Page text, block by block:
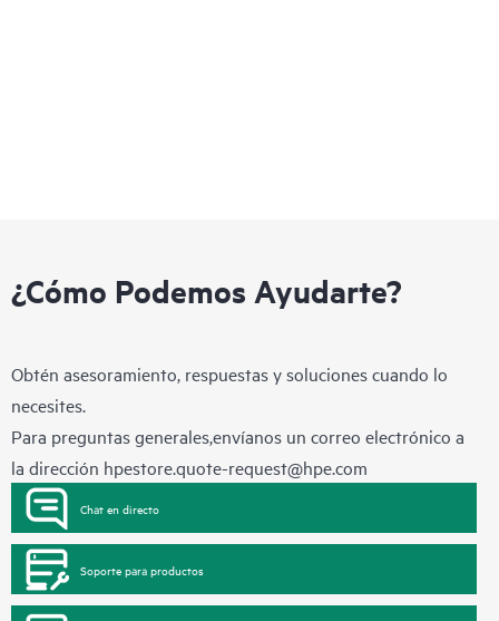
¿Cómo Podemos Ayudarte?
Obtén asesoramiento, respuestas y soluciones cuando lo
necesites.
Para preguntas generales,envíanos un correo electrónico a
la dirección hpestore.quote-request@hpe.com
Chat en directo
Soporte para productos